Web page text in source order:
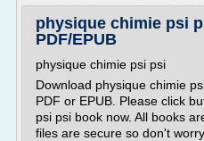
physique chimie psi
PDF/EPUB
physique chimie psi psi
Download physique chimie
PDF or EPUB. Please click
psi psi book now. All books
files are secure so don't